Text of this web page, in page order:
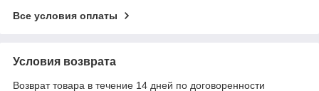
Все условия оплаты
Условия возврата
Возврат товара в течение 14 дней по договоренности